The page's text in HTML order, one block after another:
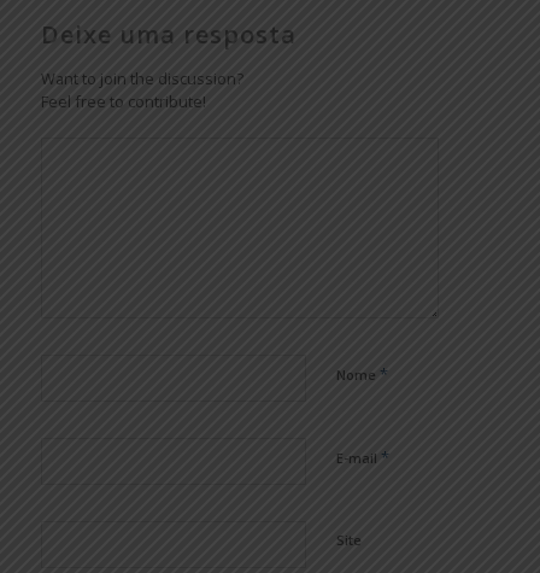
Deixe uma resposta
Want to join the discussion?
Feel free to contribute!
Nome *
E-mail *
Site